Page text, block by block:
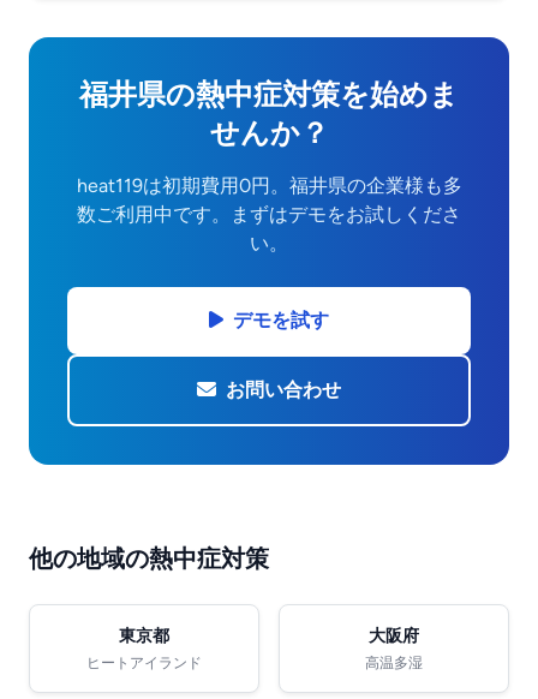
福井県の熱中症対策を始めま
せんか？
heat119は初期費用0円。福井県の企業様も多
数ご利用中です。まずはデモをお試しくださ
い。
デモを試す
お問い合わせ
他の地域の熱中症対策
東京都
ヒートアイランド
大阪府
高温多湿